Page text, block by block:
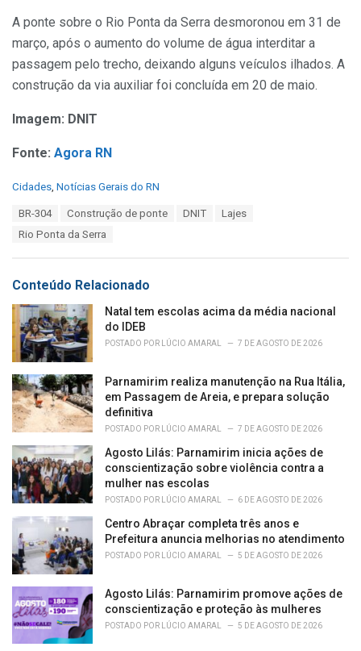
A ponte sobre o Rio Ponta da Serra desmoronou em 31 de
março, após o aumento do volume de água interditar a
passagem pelo trecho, deixando alguns veículos ilhados. A
construção da via auxiliar foi concluída em 20 de maio.
Imagem: DNIT
Fonte: Agora RN
C
i
e
Cidades Notícias Gerais do RN
BR-304 Construção de ponte DNIT
Lajes
Rio Ponta da Serra
Conteúdo Relacionado
Natal tem escolas acima da média nacional
do IDEB
POSTADO POR LÚCIO AMARAL 7 DE AGOSTO DE 2026
Parnamirim realiza manutenção na Rua Itália,
em Passagem de Areia, e prepara solução
definitiva
POSTADO POR LÚCIO AMARAL 7 DE AGOSTO DE 2026
Agosto Lilás: Parnamirim inicia ações de
conscientização sobre violência contra a
mulher nas escolas
POSTADO POR LÚCIO AMARAL 6 DE AGOSTO DE 2026
Centro Abraçar completa três anos e
Prefeitura anuncia melhorias no atendimento
POSTADO POR LÚCIO AMARAL 5 DE AGOSTO DE 2026
Agosto Lilás: Parnamirim promove ações de
conscientização e proteção às mulheres
POSTADO POR LÚCIO AMARAL 5 DE AGOSTO DE 2026